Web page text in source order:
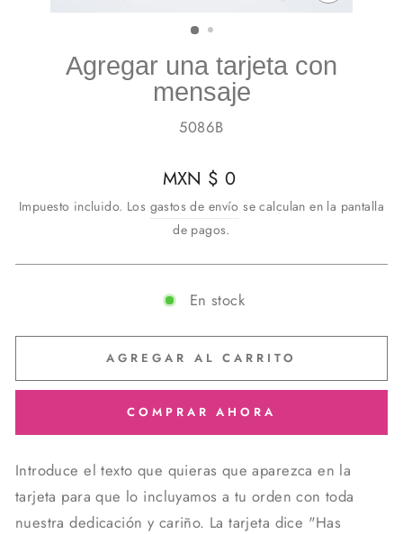
(ESC)
Agregar una tarjeta con
mensaje
5086B
Precio
habitual
MXN $ 0
Impuesto incluido. Los gastos de envío se calculan en la pantalla
de pagos.
En stock
AGREGAR AL CARRITO
COMPRAR AHORA
Introduce el texto que quieras que aparezca en la
tarjeta para que lo incluyamos a tu orden con toda
nuestra dedicación y cariño. La tarjeta dice "Has